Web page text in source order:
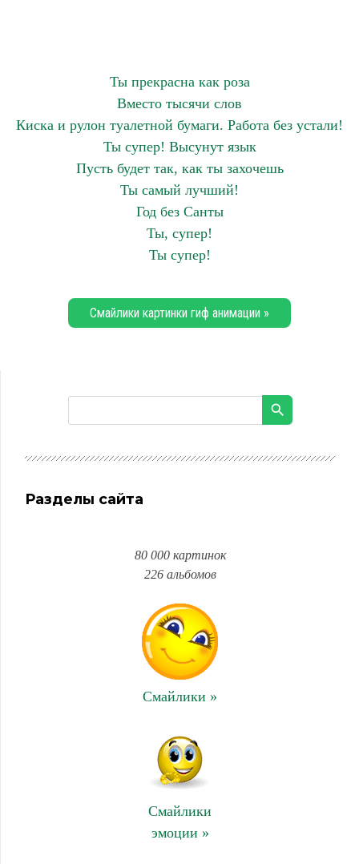
Ты прекрасна как роза
Вместо тысячи слов
Киска и рулон туалетной бумаги. Работа без устали!
Ты супер! Высунут язык
Пусть будет так, как ты захочешь
Ты самый лучший!
Год без Санты
Ты, супер!
Ты супер!
Смайлики картинки гиф анимации »
Разделы сайта
80 000 картинок
226 альбомов
Смайлики »
Смайлики
эмоции »